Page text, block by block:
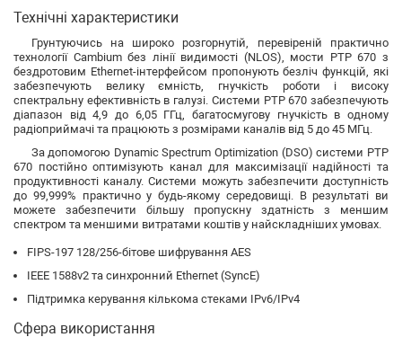
Технічні характеристики
Грунтуючись на широко розгорнутій, перевіреній практично
технології Cambium без лінії видимості (NLOS), мости PTP 670 з
бездротовим Ethernet-інтерфейсом пропонують безліч функцій, які
забезпечують велику ємність, гнучкість роботи і високу
спектральну ефективність в галузі. Системи PTP 670 забезпечують
діапазон від 4,9 до 6,05 ГГц, багатосмугову гнучкість в одному
радіоприймачі та працюють з розмірами каналів від 5 до 45 МГц.
За допомогою Dynamic Spectrum Optimization (DSO) системи PTP
670 постійно оптимізують канал для максимізації надійності та
продуктивності каналу. Системи можуть забезпечити доступність
до 99,999% практично у будь-якому середовищі. В результаті ви
можете забезпечити більшу пропускну здатність з меншим
спектром та меншими витратами коштів у найскладніших умовах.
FIPS-197 128/256-бітове шифрування AES
IEEE 1588v2 та синхронний Ethernet (SyncE)
Підтримка керування кількома стеками IPv6/IPv4
Сфера використання